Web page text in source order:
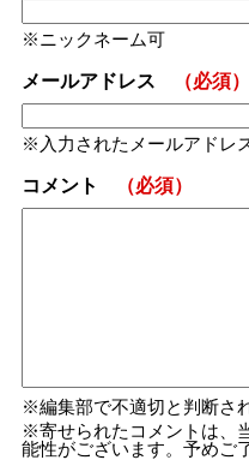
ニックネーム可
メールアドレス （必須）
入力されたメールアドレ
コメント （必須）
編集部で不適切と判断さ
寄せられたコメントは、
能性がございます。予めご